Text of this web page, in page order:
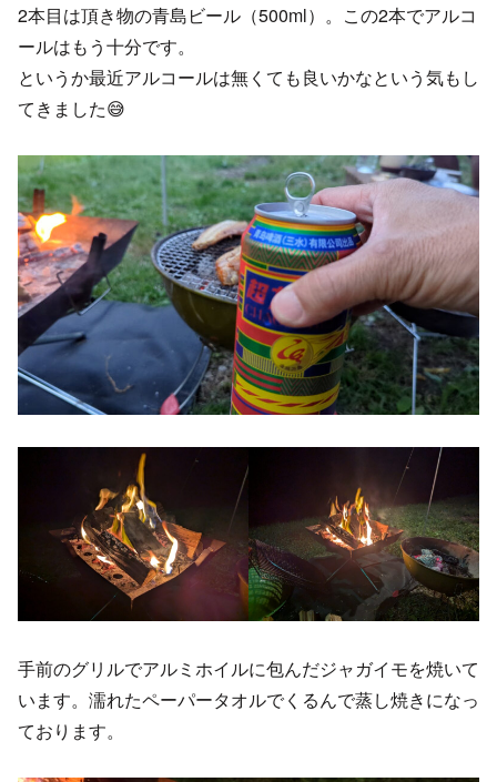
2本目は頂き物の青島ビール（500ml）。この2本でアルコ
ールはもう十分です。
というか最近アルコールは無くても良いかなという気もし
てきました😅
手前のグリルでアルミホイルに包んだジャガイモを焼いて
います。濡れたペーパータオルでくるんで蒸し焼きになっ
ております。